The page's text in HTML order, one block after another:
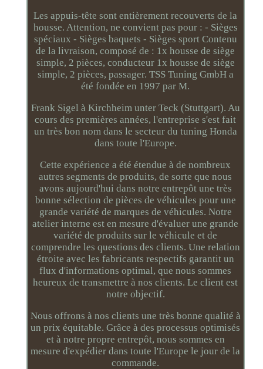
Les appuis-tête sont entièrement recouverts de la
housse. Attention, ne convient pas pour : - Sièges
spéciaux - Sièges baquets - Sièges sport Contenu
de la livraison, composé de : 1x housse de siège
simple, 2 pièces, conducteur 1x housse de siège
simple, 2 pièces, passager. TSS Tuning GmbH a
été fondée en 1997 par M.
Frank Sigel à Kirchheim unter Teck (Stuttgart). Au
cours des premières années, l'entreprise s'est fait
un très bon nom dans le secteur du tuning Honda
dans toute l'Europe.
Cette expérience a été étendue à de nombreux
autres segments de produits, de sorte que nous
avons aujourd'hui dans notre entrepôt une très
bonne sélection de pièces de véhicules pour une
grande variété de marques de véhicules. Notre
atelier interne est en mesure d'évaluer une grande
variété de produits sur le véhicule et de
comprendre les questions des clients. Une relation
étroite avec les fabricants respectifs garantit un
flux d'informations optimal, que nous sommes
heureux de transmettre à nos clients. Le client est
notre objectif.
Nous offrons à nos clients une très bonne qualité à
un prix équitable. Grâce à des processus optimisés
et à notre propre entrepôt, nous sommes en
mesure d'expédier dans toute l'Europe le jour de la
commande.